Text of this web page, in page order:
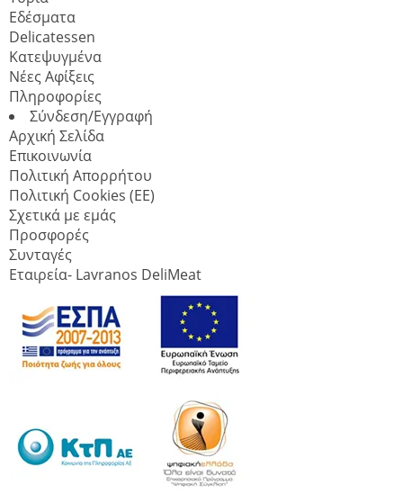
Εδέσματα
Delicatessen
Κατεψυγμένα
Νέες Αφίξεις
Πληροφορίες
Σύνδεση/Εγγραφή
Αρχική Σελίδα
Επικοινωνία
Πολιτική Απορρήτου
Πολιτική Cookies (ΕΕ)
Σχετικά με εμάς
Προσφορές
Συνταγές
Εταιρεία- Lavranos DeliMeat